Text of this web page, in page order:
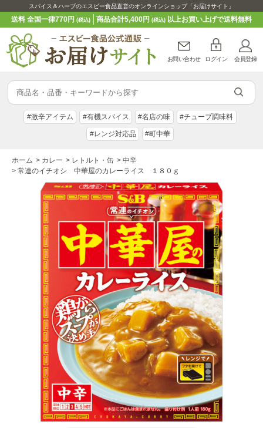
スパイス＆ハーブのエスビー食品直営のオンラインショップ「お届けサイト」
送料 全国一律770円(税込) 商品合計5,400円 (税込)以上お買い上げで送料無料
お問い合わせ ログイン 会員登録
#激辛アイテム #有機スパイス #名店の味 #チューブ調味料
#レンジ対応品 #町中華
ホーム > カレー > レトルト・缶 > 中辛
> 常連のイチオシ 中華屋のカレーライス １８０ｇ